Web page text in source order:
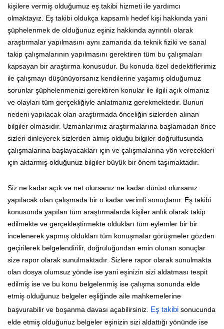
kişilere vermiş olduğumuz eş takibi hizmeti ile yardımcı
olmaktayız. Eş takibi oldukça kapsamlı hedef kişi hakkında yani
şüphelenmek de olduğunuz eşiniz hakkında ayrıntılı olarak
araştırmalar yapılmasını aynı zamanda da teknik fiziki ve sanal
takip çalışmalarının yapılmasını gerektiren tüm bu çalışmaları
kapsayan bir araştırma konusudur. Bu konuda özel dedektiflerimiz
ile çalışmayı düşünüyorsanız kendilerine yaşamış olduğumuz
sorunlar şüphelenmenizi gerektiren konular ile ilgili açık olmanız
ve olayları tüm gerçekliğiyle anlatmanız gerekmektedir. Bunun
nedeni yapılacak olan araştırmada önceliğin sizlerden alınan
bilgiler olmasıdır. Uzmanlarımız araştırmalarına başlamadan önce
sizleri dinleyerek sizlerden almış olduğu bilgiler doğrultusunda
çalışmalarına başlayacakları için ve çalışmalarına yön verecekleri
için aktarmış olduğunuz bilgiler büyük bir önem taşımaktadır.
Siz ne kadar açık ve net olursanız ne kadar dürüst olursanız
yapılacak olan çalışmada bir o kadar verimli sonuçlanır. Eş takibi
konusunda yapılan tüm araştırmalarda kişiler anlık olarak takip
edilmekte ve gerçekleştirmekte oldukları tüm eylemler bir bir
incelenerek yapmış oldukları tüm konuşmalar görüşmeler gözden
geçirilerek belgelendirilir, doğruluğundan emin olunan sonuçlar
size rapor olarak sunulmaktadır. Sizlere rapor olarak sunulmakta
olan dosya olumsuz yönde ise yani eşinizin sizi aldatması tespit
edilmiş ise ve bu konu belgelenmiş ise çalışma sonunda elde
etmiş olduğunuz belgeler eşliğinde aile mahkemelerine
başvurabilir ve boşanma davası açabilirsiniz.
Eş takibi sonucunda
elde etmiş olduğunuz belgeler eşinizin sizi aldattığı yönünde ise